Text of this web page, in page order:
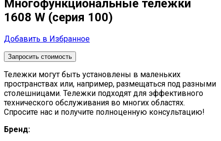
Многофункциональные тележки
1608 W (серия 100)
Добавить в Избранное
Запросить стоимость
Тележки могут быть установлены в маленьких
пространствах или, например, размещаться под разными
столешницами. Тележки подходят для эффективного
технического обслуживания во многих областях.
Спросите нас и получите полноценную консультацию!
Бренд: